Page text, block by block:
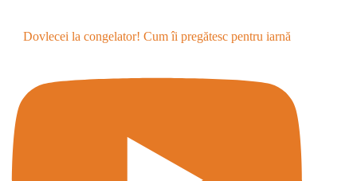
Dovlecei la congelator! Cum îi pregătesc pentru iarnă